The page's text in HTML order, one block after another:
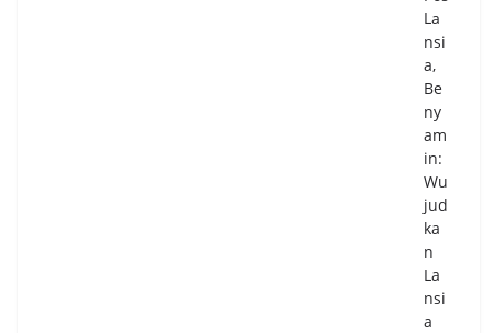
La
nsi
a,
Be
ny
am
in:
Wu
jud
ka
n
La
nsi
a